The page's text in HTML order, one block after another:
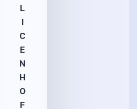
L
I
C
E
N
H
O
F